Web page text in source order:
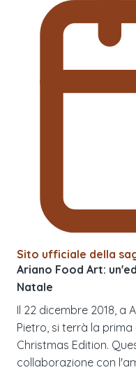
Sito ufficiale della
Ariano Food Art:
Natale
Il 22 dicembre 2018, a
Pietro, si terrà la prima
Christmas Edition.
collaborazione con